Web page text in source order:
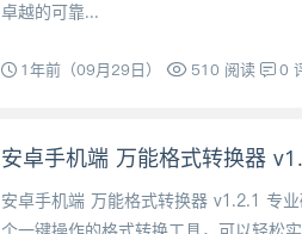
卓越的可靠...
1年前（09月29日） 510 阅读 0
安卓手机端 万能格式转换器
安卓手机端 万能格式转换器 v1.2.1 专